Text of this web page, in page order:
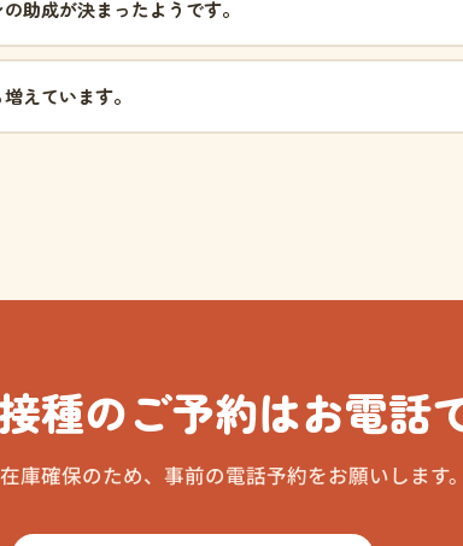
助成が決まったようです。
えています。
種のご予約はお電話
庫確保のため、事前の電話予約をお願いします